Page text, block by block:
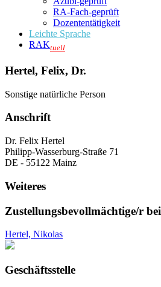
RA-Fach-geprüft
Dozententätigkeit
Leichte Sprache
RAKtuell
Hertel, Felix, Dr.
Sonstige natürliche Person
Anschrift
Dr. Felix Hertel
Philipp-Wasserburg-Straße 71
DE - 55122 Mainz
Weiteres
Zustellungsbevollmächtige/r bei
Hertel, Nikolas
Geschäftsstelle